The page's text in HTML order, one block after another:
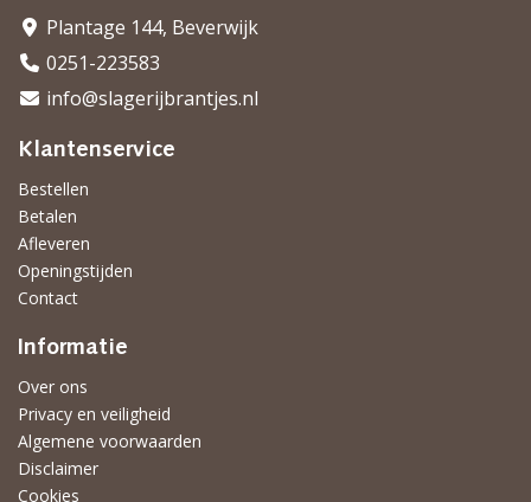
Plantage 144, Beverwijk
0251-223583
info@slagerijbrantjes.nl
Klantenservice
Bestellen
Betalen
Afleveren
Openingstijden
Contact
Informatie
Over ons
Privacy en veiligheid
Algemene voorwaarden
Disclaimer
Cookies